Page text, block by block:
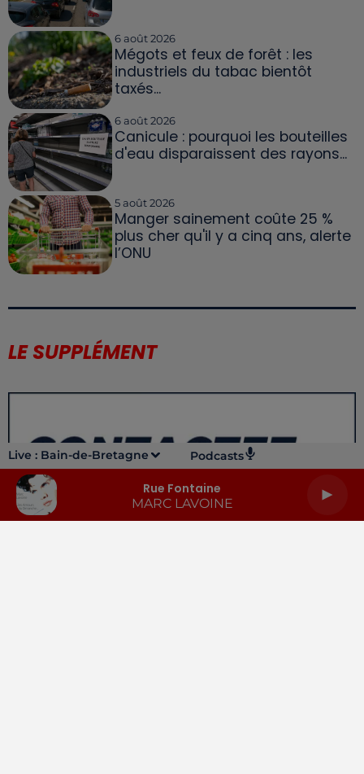
Live : Bain-de-Bretagne Podcasts
Rue Fontaine
MARC LAVOINE
6 août 2026
Mégots et feux de forêt : les
industriels du tabac bientôt
taxés...
6 août 2026
Canicule : pourquoi les bouteilles
d'eau disparaissent des rayons...
5 août 2026
Manger sainement coûte 25 %
plus cher qu'il y a cinq ans, alerte
l’ONU
LE SUPPLÉMENT